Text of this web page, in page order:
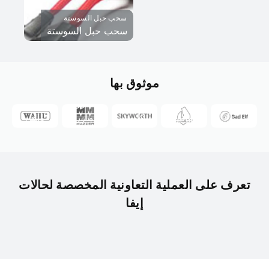
سحب حبل السوستة
سحب حبل السوستة
موثوق بها
واهل
مازر
سكايورث
توماتيس
تعرف على العملية التعاونية المخصصة لحالات